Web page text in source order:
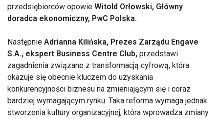
przedsiębiorców opowie Witold Orłowski, Główny
doradca ekonomiczny, PwC Polska.
Następnie Adrianna Kilińska, Prezes Zarządu Engave
S.A., ekspert Business Centre Club, przedstawi
zagadnienia związane z transformacją cyfrową, która
okazuje się obecnie kluczem do uzyskania
konkurencyjności biznesu na zmieniającym się i coraz
bardziej wymagającym rynku. Taka reforma wymaga jednak
stworzenia kultury organizacyjnej, która wprowadza zmiany